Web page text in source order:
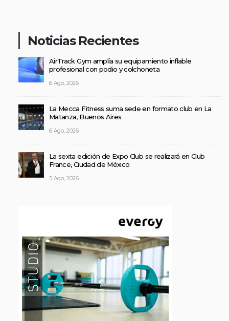
Noticias Recientes
AirTrack Gym amplía su equipamiento inflable
profesional con podio y colchoneta
6 Ago, 2026
La Mecca Fitness suma sede en formato club en La
Matanza, Buenos Aires
6 Ago, 2026
La sexta edición de Expo Club se realizará en Club
France, Ciudad de México
5 Ago, 2026